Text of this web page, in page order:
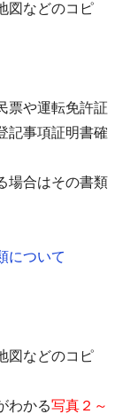
図などのコピ
票や運転免許証
記事項証明書確
場合はその書類
について
図などのコピ
わかる写真２～